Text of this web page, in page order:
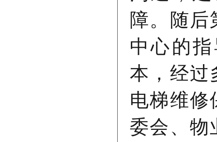
障。随后
中心的
本，经过
电梯维修
委会、物